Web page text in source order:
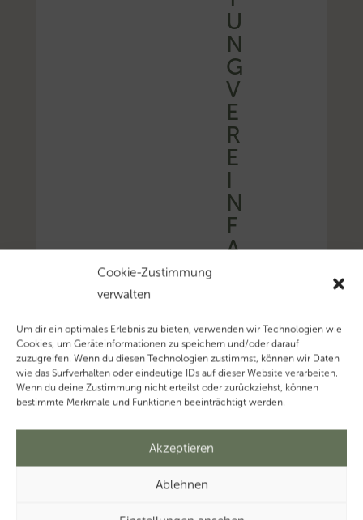
Cookie-Zustimmung
verwalten
Um dir ein optimales Erlebnis zu bieten, verwenden wir Technologien wie
Cookies, um Geräteinformationen zu speichern und/oder darauf
zuzugreifen. Wenn du diesen Technologien zustimmst, können wir Daten
wie das Surfverhalten oder eindeutige IDs auf dieser Website verarbeiten.
Wenn du deine Zustimmung nicht erteilst oder zurückziehst, können
bestimmte Merkmale und Funktionen beeinträchtigt werden.
Akzeptieren
Ablehnen
U
N
G
V
E
R
E
I
N
F
A
N
2